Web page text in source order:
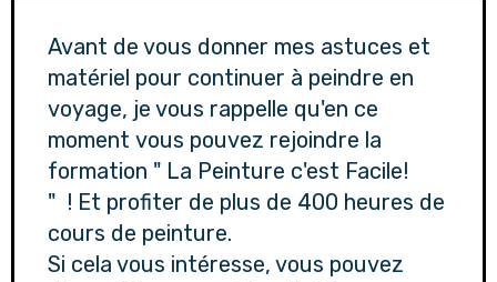
Avant de vous donner mes astuces et
matériel pour continuer à peindre en
voyage, je vous rappelle qu'en ce
moment vous pouvez rejoindre la
formation " La Peinture c'est Facile!
" ! Et profiter de plus de 400 heures de
cours de peinture.
Si cela vous intéresse, vous pouvez